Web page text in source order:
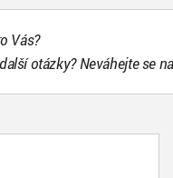
Vás?
otázky? Neváhejte se